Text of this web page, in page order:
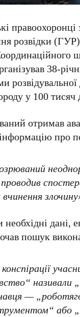
розвідки (ГУР
38-
у 100
отримав
про
вчинення
необхідні дані,
пошук
—
або